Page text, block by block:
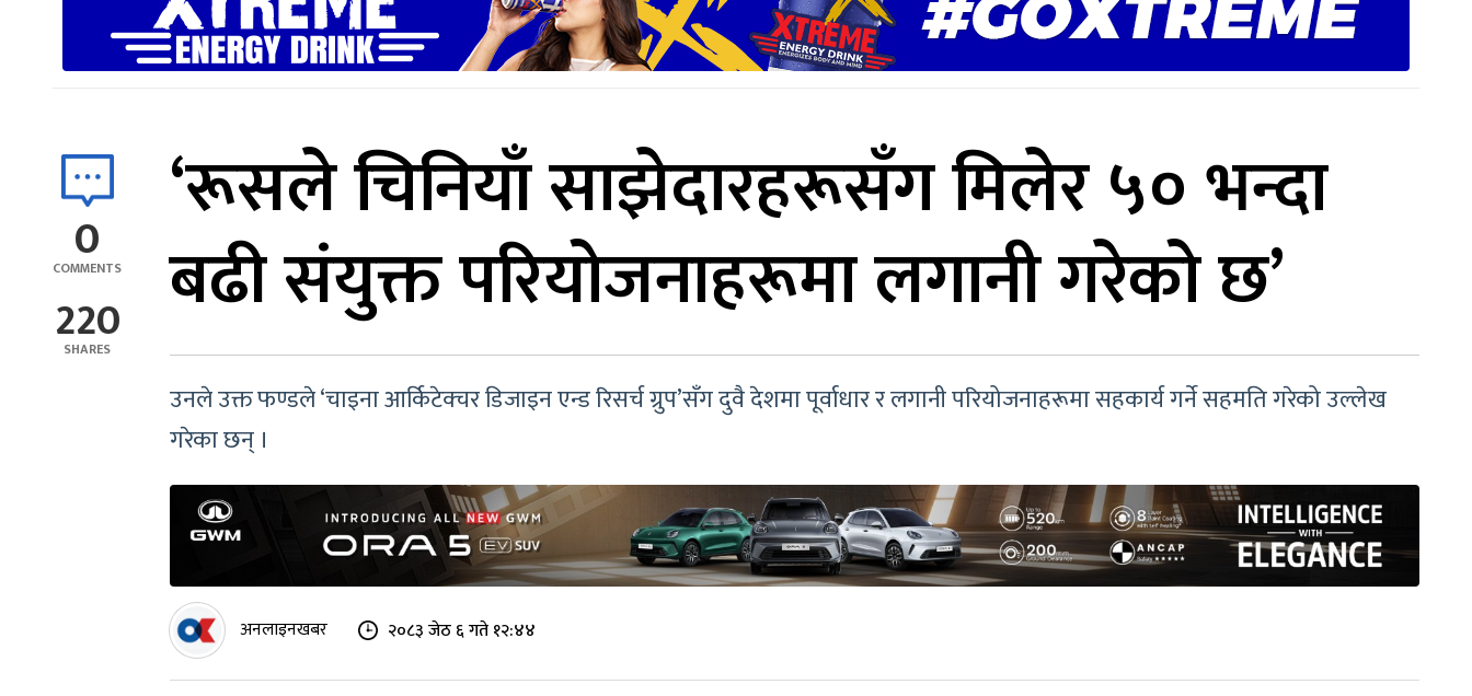
0
COMMENTS
220
SHARES
‘रूसले चिनियाँ साझेदारहरूसँग मिलेर ५० भन्दा
बढी संयुक्त परियोजनाहरूमा लगानी गरेको छ’
उनले उक्त फण्डले ‘चाइना आर्किटेक्चर डिजाइन एन्ड रिसर्च ग्रुप’सँग दुवै देशमा पूर्वाधार र लगानी परियोजनाहरूमा सहकार्य गर्ने सहमति गरेको उल्लेख
गरेका छन् ।
अनलाइनखबर २०८३ जेठ ६ गते १२:४४